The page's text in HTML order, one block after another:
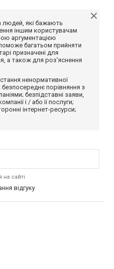
людей, які бажають
іншим користувачам
аргументацією
багатьом прийняти
призначені для
а також для роз'яснення
ненормативної
порівняння з
безпідставні заяви,
і / або її послуги;
інтернет-ресурси;
сайті
відгуку